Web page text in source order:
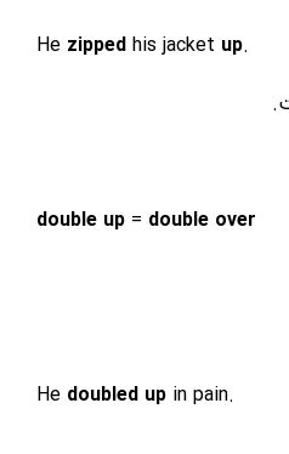
He zipped his jacket up.
double up = double over
He doubled up in pain.